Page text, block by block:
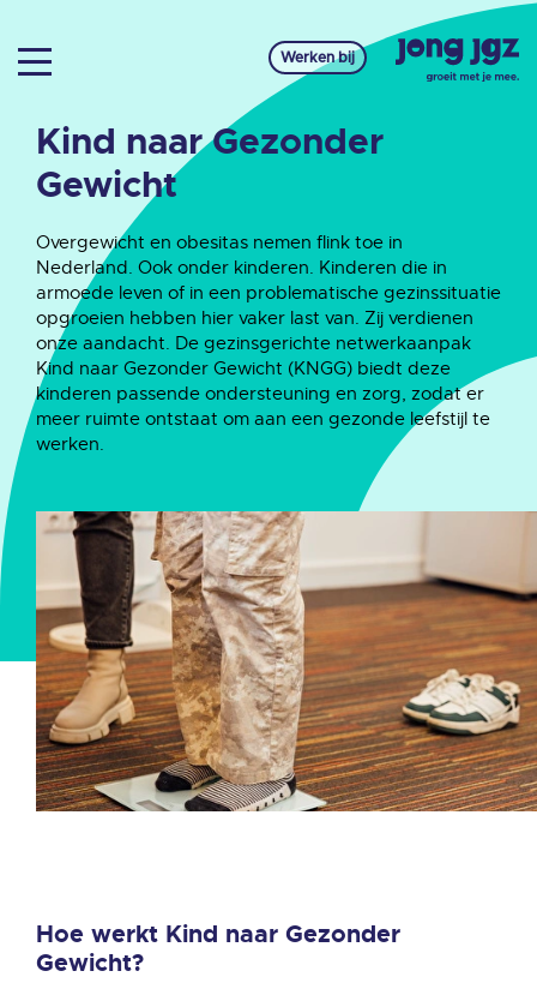
Kind naar Gezonder
Gewicht
Overgewicht en obesitas nemen flink toe in
Nederland. Ook onder kinderen. Kinderen die in
armoede leven of in een problematische gezinssituatie
opgroeien hebben hier vaker last van. Zij verdienen
onze aandacht. De gezinsgerichte netwerkaanpak
Kind naar Gezonder Gewicht (KNGG) biedt deze
kinderen passende ondersteuning en zorg, zodat er
meer ruimte ontstaat om aan een gezonde leefstijl te
werken.
Hoe werkt Kind naar Gezonder
Gewicht?
Werken bij